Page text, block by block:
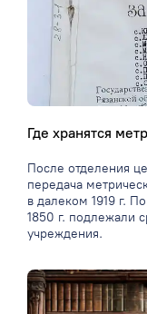
Где хранятся
После отделения
передача
в далеком 1919 г.
1850 г. подлежали
учреждения.